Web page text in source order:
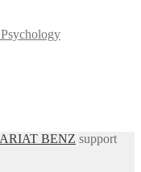
BENZ support